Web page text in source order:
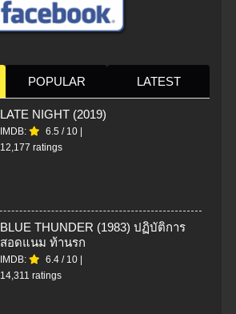
POPULAR LATEST
LATE NIGHT (2019)
IMDB: 6.5 / 10 |
12,177 ratings
BLUE THUNDER (1983) ปฏิบัติการ
สอดแนม ท้านรก
IMDB: 6.4 / 10 |
14,311 ratings